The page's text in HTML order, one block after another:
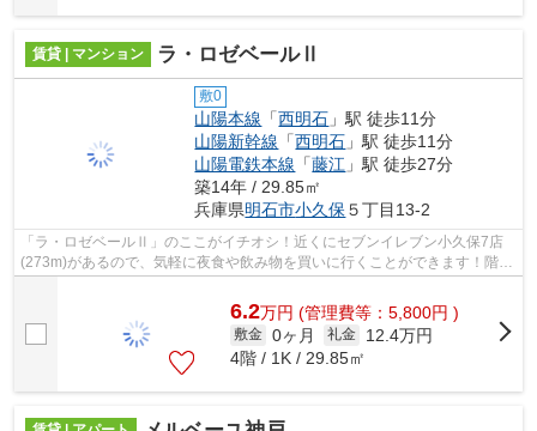
賃貸 | マンション ラ・ロゼベールⅡ
敷0
山陽本線 「西明石 」駅 徒歩11分
山陽新幹線 「西明石 」駅 徒歩11分
山陽電鉄本線 「藤江 」駅 徒歩27分
築14年 / 29.85㎡
兵庫県明石市小久保５丁目13-2
「ラ・ロゼベールⅡ」のここがイチオシ！近くにセブンイレブン小久保7店
(273m)があるので、気軽に夜食や飲み物を買いに行くことができます！階層
6.2万円 (管理費等：5,800円 )
敷金 0ヶ月 礼金
12.4万円
4階 / 1K / 29.85㎡